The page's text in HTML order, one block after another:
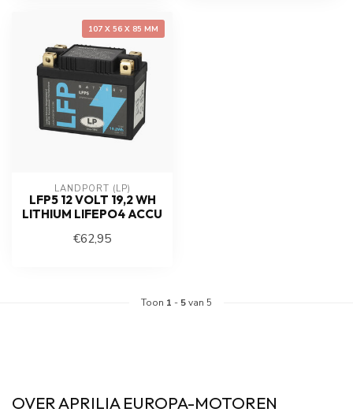
107 X 56 X 85 MM
LANDPORT (LP)
LFP5 12 VOLT 19,2 WH
LITHIUM LIFEPO4 ACCU
€62,95
Toon 1 - 5van 5
OVER APRILIA EUROPA-MOTOREN